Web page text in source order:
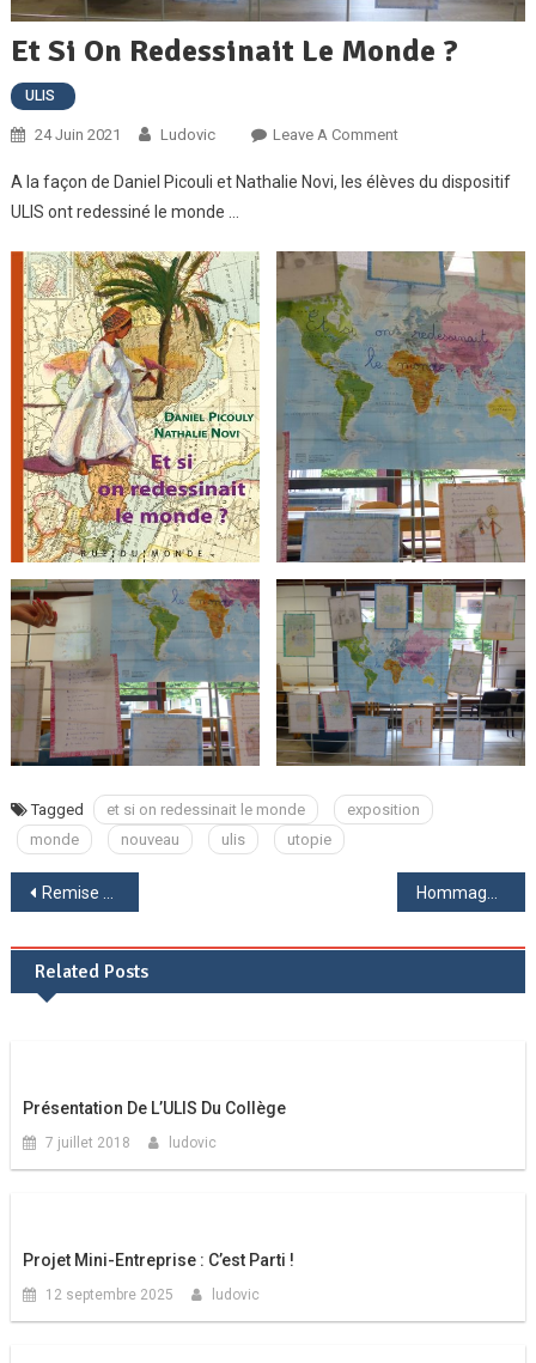
Et Si On Redessinait Le Monde ?
ULIS
24 Juin 2021 Ludovic Leave A CommentOn
Si
Monde
?
A la façon de Daniel Picouli et Nathalie Novi, les élèves du dispositif
ULIS ont redessiné le monde …
Tagged et si on redessinait le monde
exposition
monde
nouveau ulis utopie
Navigation
de
l’article
Remise des récompenses par le FSE
Related Posts
Présentation De L’ULIS Du Collège
7 juillet 2018 ludovic
Projet Mini-Entreprise : C’est Parti !
12 septembre 2025 ludovic